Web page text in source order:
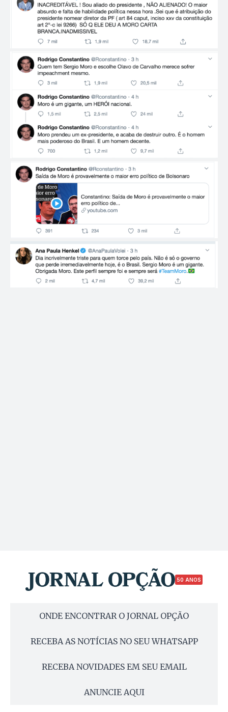
50 ANOS
ONDE ENCONTRAR O JORNAL OPÇÃO
RECEBA AS NOTÍCIAS NO SEU WHATSAPP
RECEBA NOVIDADES EM SEU EMAIL
ANUNCIE AQUI